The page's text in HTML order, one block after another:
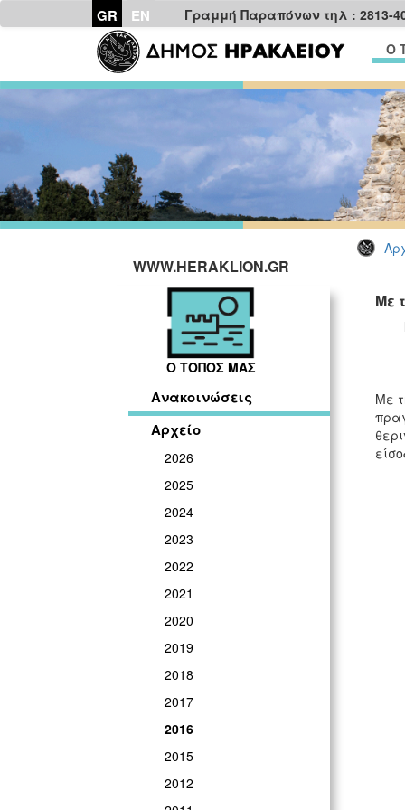
GR EN
Γραμμή Παραπόνων τηλ : 2813-
Ο
WWW.HERAKLION.GR
Ο ΤΟΠΟΣ ΜΑΣ
Ανακοινώσεις
Αρχείο
2026
2025
2024
2023
2022
2021
2020
2019
2018
2017
2016
2015
2012
Με
Με